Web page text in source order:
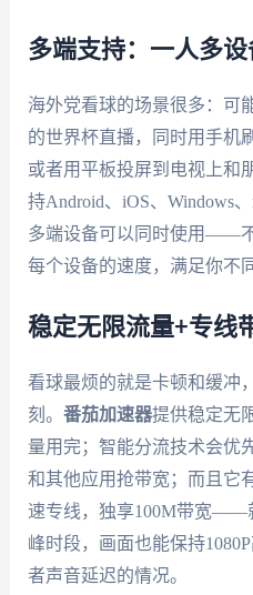
多端支持：一人多
海外党看球的场景很多：可
的世界杯直播，同时用手机
或者用平板投屏到电视上和
持Android、iOS、Windows
多端设备可以同时使用——
每个设备的速度，满足你不
稳定无限流量+专线
看球最烦的就是卡顿和缓冲
刻。 番茄加速器提供稳定无
量用完；智能分流技术会优
和其他应用抢带宽；而且它
速专线，独享100M带宽——
峰时段，画面也能保持
者声音延迟的情况。